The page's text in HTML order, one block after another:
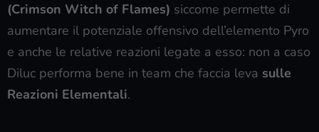
(Crimson Witch of Flames) siccome permette di
aumentare il potenziale offensivo dell’elemento Pyro
e anche le relative reazioni legate a esso: non a caso
Diluc performa bene in team che faccia leva sulle
Reazioni Elementali.